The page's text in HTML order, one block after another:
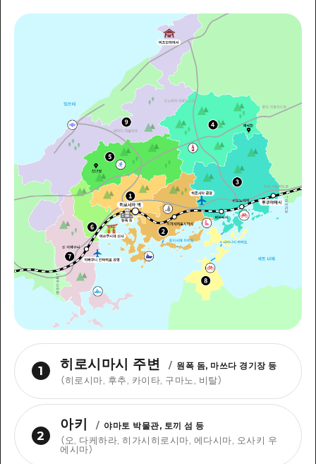
자주 묻는 질문
사진 다운로드
재해가 발생했을 때의 교통 정보
관광 안내 책자
1 히로시마시 주변 / 원폭 돔, 마쓰다 경기장 등
（히로시마, 후추, 카이타, 구마노, 비탈）
2
아키 / 야마토 박물관, 토끼 섬 등
（오, 다케하라, 히가시히로시마, 에다시마, 오사키 우
에시마）